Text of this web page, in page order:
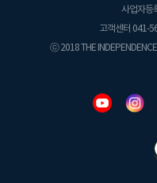
사업자등
고객센터 041-
ⓒ 2018 THE INDEPENDENCE